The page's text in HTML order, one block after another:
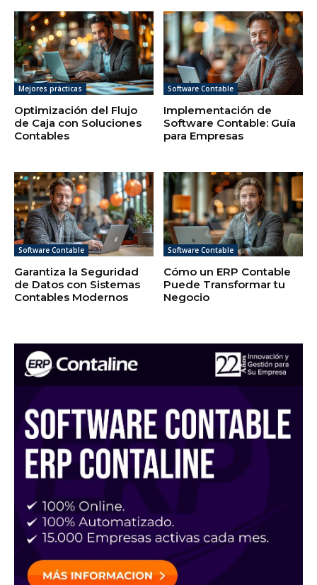
Mejores prácticas
Optimización del Flujo
de Caja con Soluciones
Contables
Software Contable
Implementación de
Software Contable: Guía
para Empresas
Software Contable
Garantiza la Seguridad
de Datos con Sistemas
Contables Modernos
Software Contable
Cómo un ERP Contable
Puede Transformar tu
Negocio